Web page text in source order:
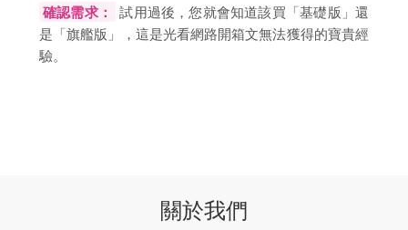
確認需求：
試用過後，您就會知道該買「基礎版」還
是「旗艦版」，這是光看網路開箱文無法獲得的寶貴經
驗。
關於我們